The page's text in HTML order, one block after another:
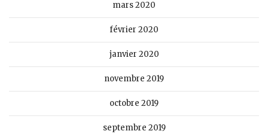
mars 2020
février 2020
janvier 2020
novembre 2019
octobre 2019
septembre 2019